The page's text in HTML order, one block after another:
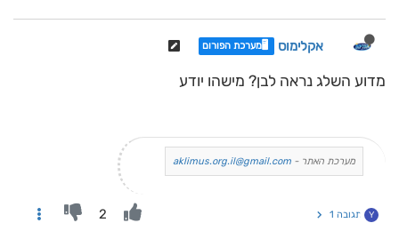
אקלימוס 🖥️מערכת הפורום
מדוע השלג נראה לבן? מישהו יודע
מערכת האתר - aklimus.org.il@gmail.com
Y תגובה 1 2